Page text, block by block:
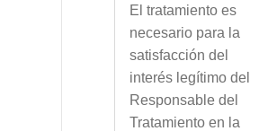
El tratamiento es
necesario para la
satisfacción del
interés legítimo del
Responsable del
Tratamiento en la